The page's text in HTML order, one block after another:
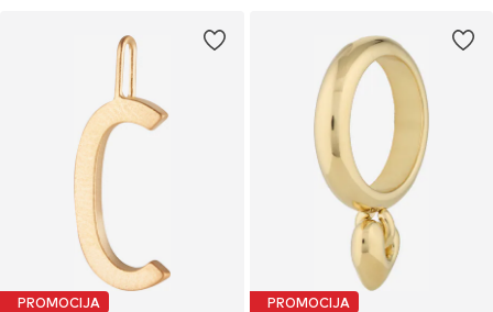
PROMOCIJA PROMOCIJA